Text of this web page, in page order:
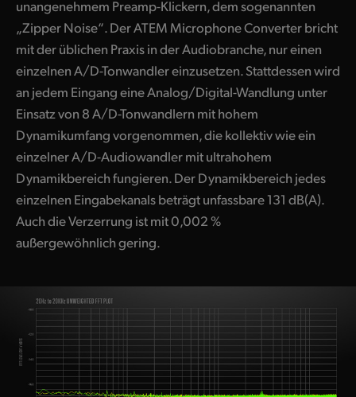
unangenehmem Preamp-Klickern, dem sogenannten
„Zipper Noise“. Der ATEM Microphone Converter bricht
mit der üblichen Praxis in der Audiobranche, nur einen
einzelnen A/D-Tonwandler einzusetzen. Stattdessen wird
an jedem Eingang eine Analog/Digital-Wandlung unter
Einsatz von 8 A/D-Tonwandlern mit hohem
Dynamikumfang vorgenommen, die kollektiv wie ein
einzelner A/D-Audiowandler mit ultrahohem
Dynamikbereich fungieren. Der Dynamikbereich jedes
einzelnen Eingabekanals beträgt unfassbare 131 dB(A).
Auch die Verzerrung ist mit 0,002 %
außergewöhnlich gering.